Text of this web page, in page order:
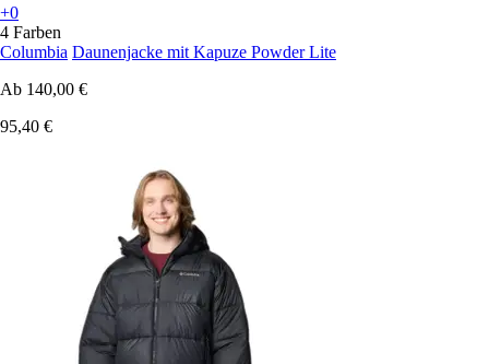
+0
4 Farben
Columbia Daunenjacke mit Kapuze Powder Lite
Ab 140,00 €
95,40 €